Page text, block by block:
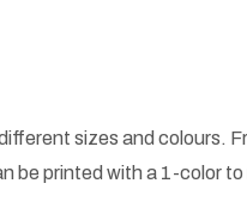
sizes and colours.
be printed with a 1-color